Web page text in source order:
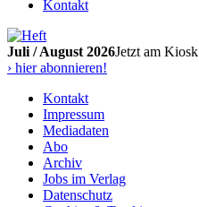
Kontakt
Juli / August 2026Jetzt am Kiosk
› hier abonnieren!
Kontakt
Impressum
Mediadaten
Abo
Archiv
Jobs im Verlag
Datenschutz